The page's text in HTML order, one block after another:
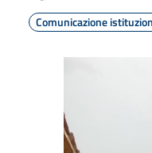
Comunicazione